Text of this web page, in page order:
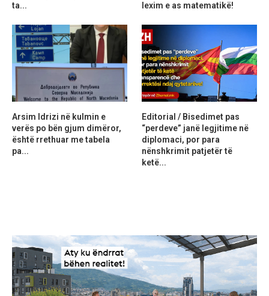
ta...
lexim e as matematikë!
Arsim Idrizi në kulmin e
verës po bën gjum dimëror,
është rrethuar me tabela
pa...
Editorial / Bisedimet pas
“perdeve” janë legjitime në
diplomaci, por para
nënshkrimit patjetër të
ketë...